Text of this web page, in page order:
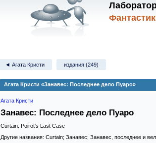
◄ Агата Кристи издания (249)
Агата Кристи «Занавес: Последнее дело Пуаро»
Агата Кристи
Занавес: Последнее дело Пуаро
Curtain: Poirot's Last Case
Другие названия: Curtain; Занавес; Занавес, последнее и